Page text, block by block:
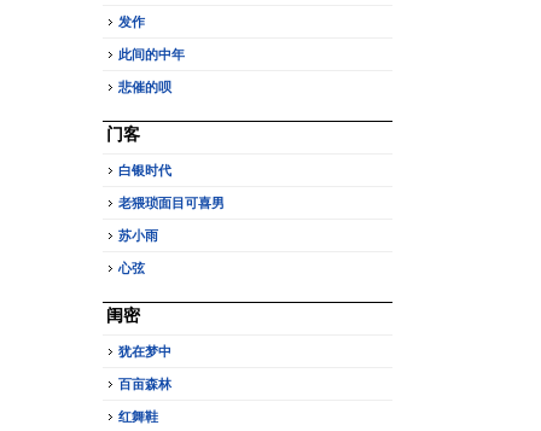
发作
此间的中年
悲催的呗
门客
白银时代
老猥琐面目可喜男
苏小雨
心弦
闺密
犹在梦中
百亩森林
红舞鞋